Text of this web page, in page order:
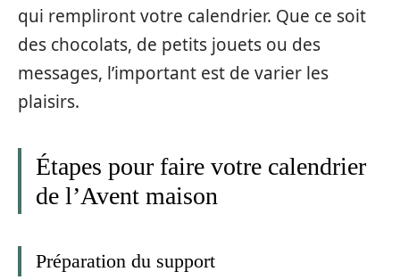
qui rempliront votre calendrier. Que ce soit
des chocolats, de petits jouets ou des
messages, l’important est de varier les
plaisirs.
Étapes pour faire votre calendrier
de l’Avent maison
Préparation du support